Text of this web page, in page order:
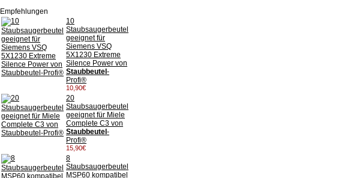
Empfehlungen
10
Staubsaugerbeutel
geeignet für
Siemens VSQ
5X1230 Extreme
Silence Power von
Staubbeutel -
Profi®
10,90€
20
Staubsaugerbeutel
geeignet für Miele
Complete C3 von
Staubbeutel -
Profi®
15,90€
8
Staubsaugerbeutel
MSP60 kompatibel